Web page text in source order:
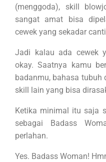
(menggoda), skill
sangat amat bisa
cewek yang sekadar
Jadi kalau ada cewek
okay. Saatnya kamu
badanmu, bahasa tubuh
skill lain yang bisa
Ketika minimal itu saja
sebagai Badass
perlahan.
Yes. Badass Woman!